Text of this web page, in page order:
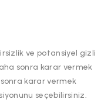
ve potansiyel gizli
sonra karar vermek
karar vermek
seçebilirsiniz.